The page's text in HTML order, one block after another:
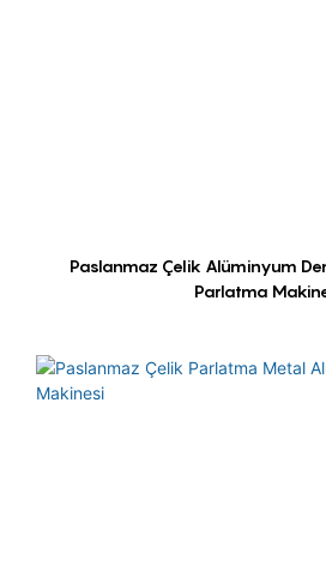
Paslanmaz Çelik Alüminyum
Parlatma